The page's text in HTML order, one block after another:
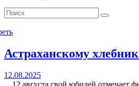
Астраханскому
12.08.2025